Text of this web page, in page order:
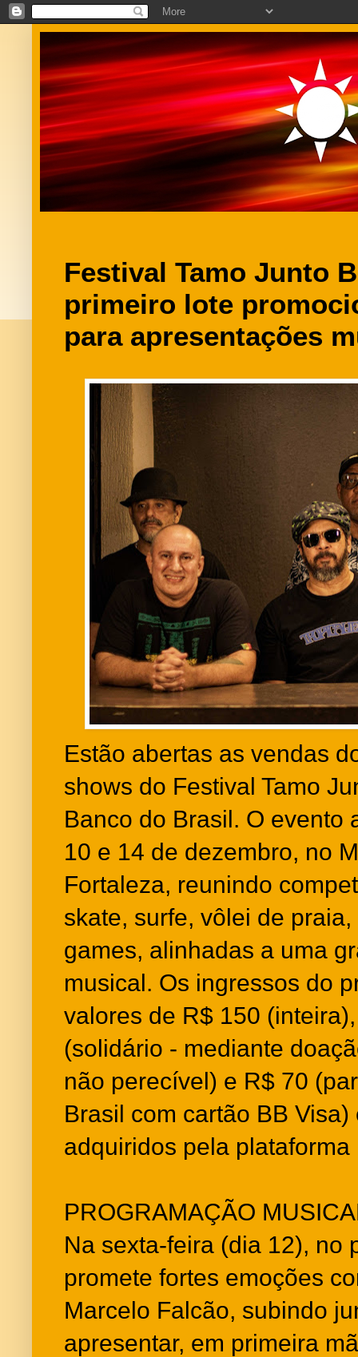
Festival Tamo Junto
primeiro lote
para apresentações
Estão abertas as vendas
shows do Festival Tamo
Banco do Brasil. O evento
10 e 14 de dezembro, no
Fortaleza, reunindo
skate, surfe, vôlei de
games, alinhadas a uma
musical. Os ingressos do
valores de R$ 150
(solidário - mediante
não perecível) e R$ 70
Brasil com cartão BB
adquiridos pela plataforma
PROGRAMAÇÃO
Na sexta-feira (dia 12), no
promete fortes emoções
Marcelo Falcão, subindo
apresentar, em primeira